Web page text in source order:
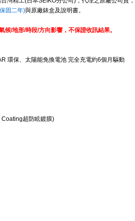
固二年)與原廠錶盒及說明書。
/地形/時段/方向影響，不保證收訊結果。
環保、太陽能免換電池 完全充電約6個月驅動
超防眩鍍膜)